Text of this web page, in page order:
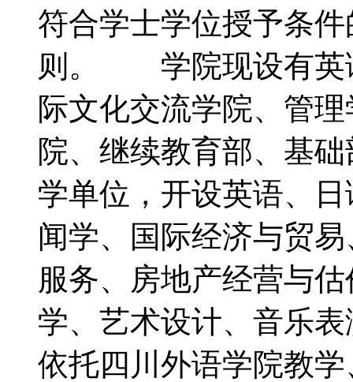
符合学士学位授予条
则。 学院现设有英
际文化交流学院、管
院、继续教育部、基
学单位，开设英语、
闻学、国际经济与贸
服务、房地产经营与
学、艺术设计、音乐
依托四川外语学院教